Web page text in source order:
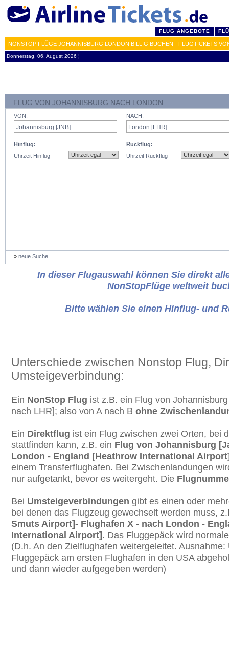
FLUG ANGEBOTE
NONSTOP FLÜGE JOHANNISBURG LONDON BILLIG BUCHEN - FLUGTICKETS
Donnerstag, 06. August 2026 ¦
FLUG VON JOHANNISBURG NACH LONDON
VON:
Hinflug:
Uhrzeit Hinflug
NACH:
Rückflug:
Uhrzeit Rückflug
» neue Suche
In dieser Flugauswahl können Sie direkt
NonStopFlüge weltweit
Bitte wählen Sie einen Hinflug- und
Unterschiede zwischen Nonstop Flug,
Umsteigeverbindung:
Ein NonStop Flug ist z.B. ein Flug von
nach LHR]; also von A nach B ohne
Ein Direktflug ist ein Flug zwischen zwei Orten, bei
stattfinden kann, z.B. ein Flug von Johannisburg
London - England [Heathrow International
einem Transferflughafen. Bei Zwischenlandungen
nur aufgetankt, bevor es weitergeht. Die
Bei Umsteigeverbindungen gibt es einen oder
bei denen das Flugzeug gewechselt werden muss,
Smuts Airport]- Flughafen X - nach London -
International Airport]. Das Fluggepäck wird
(D.h. An den Zielflughafen weitergeleitet.
Fluggepäck am ersten Flughafen in den USA
und dann wieder aufgegeben werden)